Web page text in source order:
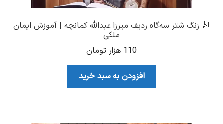
🎻 زنگ شتر سه‌گاه ردیف میرزا عبدالله کمانچه | آموزش ایمان
ملکی
110 هزار تومان
افزودن به سبد خرید